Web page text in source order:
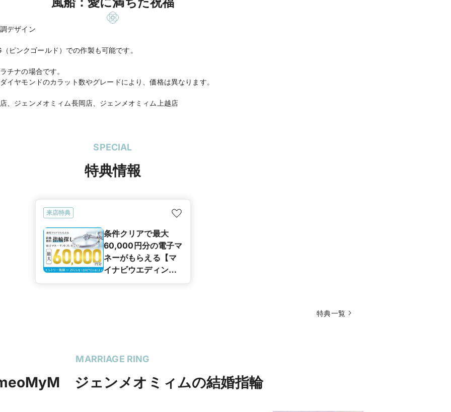
デザイン
ピンクゴールド）での作製も可能です。
チナの場合です。
ヤモンドのカラット数やグレードにより、価格は異なります。
、ジェンメオミィム長岡店、ジェンメオミィム上越店
SPECIAL
特典情報
来店特典
条件クリアで最大
60,000円分の電子マ
ネーがもらえる【マ
イナビウエディング
特典一覧
MARRIAGE RING
ジェンメオミィムの結婚指輪